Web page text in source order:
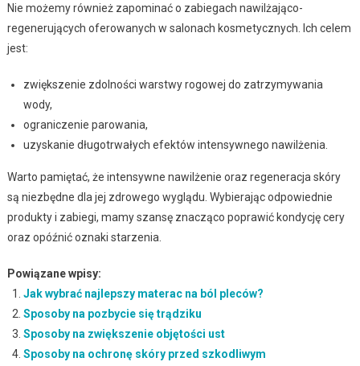
Nie możemy również zapominać o zabiegach nawilżająco-
regenerujących oferowanych w salonach kosmetycznych. Ich celem
jest:
zwiększenie zdolności warstwy rogowej do zatrzymywania
wody,
ograniczenie parowania,
uzyskanie długotrwałych efektów intensywnego nawilżenia.
Warto pamiętać, że intensywne nawilżenie oraz regeneracja skóry
są niezbędne dla jej zdrowego wyglądu. Wybierając odpowiednie
produkty i zabiegi, mamy szansę znacząco poprawić kondycję cery
oraz opóźnić oznaki starzenia.
Powiązane wpisy:
Jak wybrać najlepszy materac na ból pleców?
Sposoby na pozbycie się trądziku
Sposoby na zwiększenie objętości ust
Sposoby na ochronę skóry przed szkodliwym